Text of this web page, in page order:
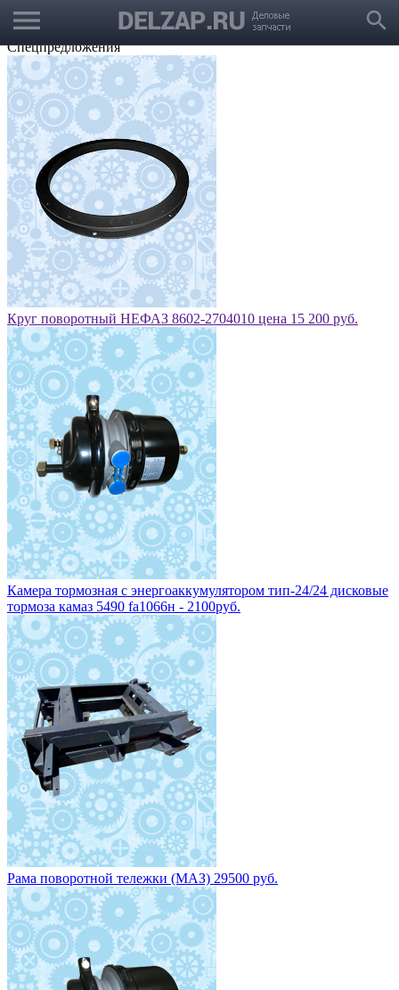
menu search
Выбрать город
Корзина
Заказать звонок
Спецпредложения
Круг поворотный НЕФАЗ 8602-2704010 цена 15 200 руб.
Камера тормозная с энергоаккумулятором тип-24/24 дисковые
тормоза камаз 5490 fa1066н - 2100руб.
Рама поворотной тележки (МАЗ) 29500 руб.